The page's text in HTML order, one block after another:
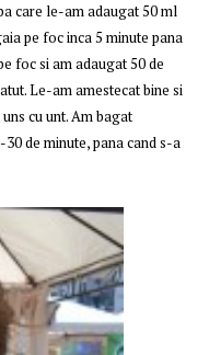
care le-am adaugat 50 ml
pe foc inca 5 minute pana
foc si am adaugat 50 de
Le-am amestecat bine si
cu unt. Am bagat
de minute, pana cand s-a